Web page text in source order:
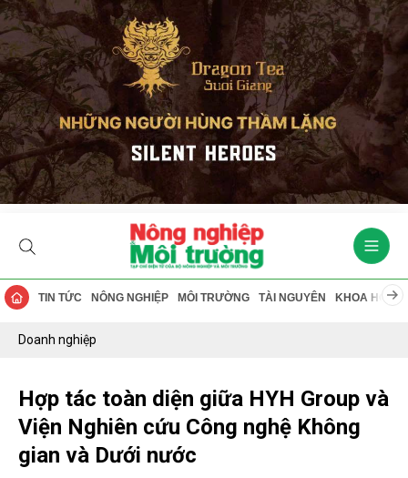
TIN TỨC NÔNG NGHIỆP MÔI TRƯỜNG TÀI NGUYÊN KHOA HỌC
Doanh nghiệp
Hợp tác toàn diện giữa HYH Group và
Viện Nghiên cứu Công nghệ Không
gian và Dưới nước